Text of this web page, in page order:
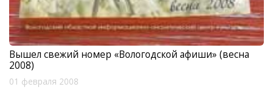
Вышел свежий номер «Вологодской афиши» (весна
2008)
01 февраля 2008